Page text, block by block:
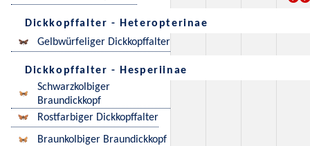
Dickkopffalter - Heteropterinae
Gelbwürfeliger Dickkopffalter
Dickkopffalter - Hesperiinae
Schwarzkolbiger
Braundickkopf
Rostfarbiger Dickkopffalter
Braunkolbiger Braundickkopf